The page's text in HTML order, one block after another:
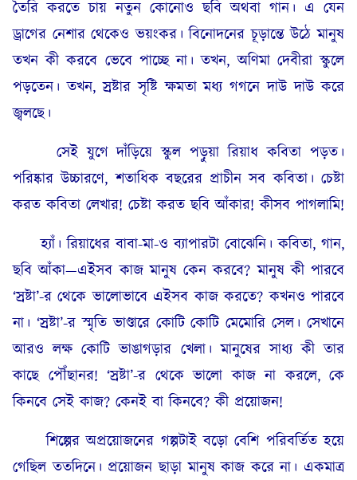
তৈরি করতে চায় নতুন কোনোও ছবি অথবা গান। এ যেন
ড্রাগের নেশার থেকেও ভয়ংকর। বিনোদনের চূড়ান্তে উঠে মানুষ
তখন কী করবে ভেবে পাচ্ছে না। তখন, অণিমা দেবীরা স্কুলে
পড়তেন। তখন, স্রষ্টার সৃষ্টি ক্ষমতা মধ্য গগনে দাউ দাউ করে
জ্বলছে।
সেই যুগে দাঁড়িয়ে স্কুল পড়ুয়া রিয়াধ কবিতা পড়ত।
পরিষ্কার উচ্চারণে, শতাধিক বছরের প্রাচীন সব কবিতা। চেষ্টা
করত কবিতা লেখার! চেষ্টা করত ছবি আঁকার! কীসব পাগলামি!
হ্যাঁ। রিয়াধের বাবা-মা-ও ব্যাপারটা বোঝেনি। কবিতা, গান,
ছবি আঁকা—এইসব কাজ মানুষ কেন করবে? মানুষ কী পারবে
‘স্রষ্টা’-র থেকে ভালোভাবে এইসব কাজ করতে? কখনও পারবে
না। ‘স্রষ্টা’-র স্মৃতি ভাণ্ডারে কোটি কোটি মেমোরি সেল। সেখানে
আরও লক্ষ কোটি ভাঙাগড়ার খেলা। মানুষের সাধ্য কী তার
কাছে পৌঁছানর! ‘স্রষ্টা’-র থেকে ভালো কাজ না করলে, কে
কিনবে সেই কাজ? কেনই বা কিনবে? কী প্রয়োজন!
শিল্পের অপ্রয়োজনের গল্পটাই বড়ো বেশি পরিবর্তিত হয়ে
গেছিল ততদিনে। প্রয়োজন ছাড়া মানুষ কাজ করে না। একমাত্র